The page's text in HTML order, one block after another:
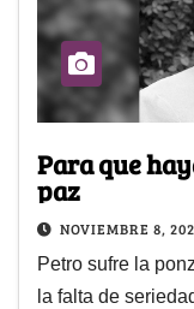
Para que
paz
NOVIEMBRE 8,
Petro sufre la
la falta de